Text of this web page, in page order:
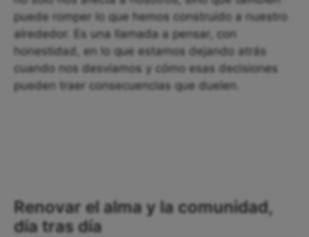
puede romper lo que hemos construido a nuestro
alrededor. Es una llamada a pensar, con
honestidad, en lo que estamos dejando atrás
cuando nos desviamos y cómo esas decisiones
pueden traer consecuencias que duelen.
Renovar el alma y la comunidad,
día tras día